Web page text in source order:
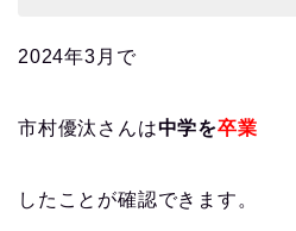
2024年3月で
市村優汰さんは中学を卒業
したことが確認できます。